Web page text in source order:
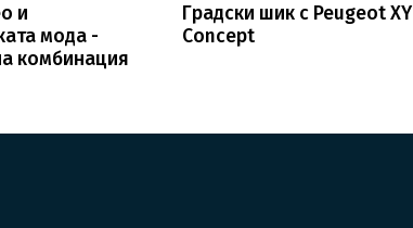
и
мода -
комбинация
Градски шик с Peugeot XY
Concept